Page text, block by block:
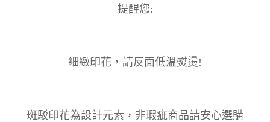
提醒您:
細緻印花，請反面低溫熨燙!
斑駁印花為設計元素，非瑕疵商品請安心選購